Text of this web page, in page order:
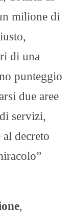
milione di
di una
punteggio
due aree
servizi,
decreto
,